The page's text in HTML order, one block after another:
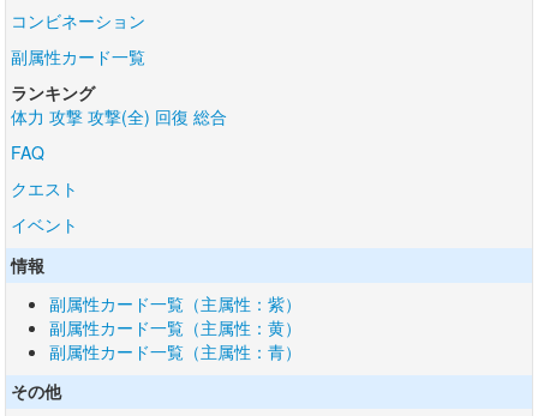
コンビネーション
副属性カード一覧
ランキング
体力 攻撃 攻撃(全) 回復 総合
FAQ
クエスト
イベント
情報
副属性カード一覧（主属性：紫）
副属性カード一覧（主属性：黄）
副属性カード一覧（主属性：青）
その他